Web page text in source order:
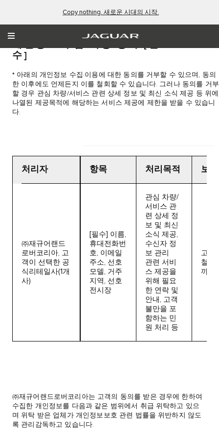
Copy nothing. 새로운 시대의 시작.
수]
* 아래의 개인정보 수집·이용에 대한 동의를 거부할 수 있으며, 동의
한 이후에도 언제든지 이를 철회할 수 있습니다. 그러나 동의를 거부
할 경우 관심 차량/서비스 관련 상세 정보 및 최신 소식 제공 등 위에
나열된 제공목적에 해당하는 서비스 제공에 제한을 받을 수 있습니
다.
항목 처리목적 보
[필수] 이름,
휴대전화번
호, 이메일
주소, 선호
모델, 거주
지역, 선호
전시장
관심 차량/
서비스 관
련 상세 정
보 및 최신
소식 제공,
수신자 정
보 관리
관련 서비
스 제공을
위해 필요
한 연락 및
안내, 고객
불만을 포
함하는 민
원 처리 등
고객
철회
까지
처리자
㈜재규어랜드
로버코리아, 고
객이 선택한 공
식리테일사(1개
사)
㈜재규어랜드로버코리아는 고객의 동의를 받은 경우에 한하여
수집한 개인정보를 다음과 같은 범위에서 취급 위탁하고 있으
며 위탁 받은 업체가 개인정보보호 관련 법률을 위반하지 않도
록 관리감독하고 있습니다.